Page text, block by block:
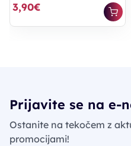
3,90€
Prijavite se na e-
Ostanite na tekočem z
promocijami!